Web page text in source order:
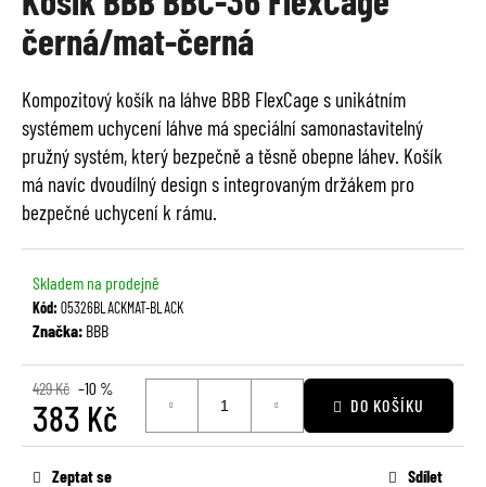
je
0,0
z
hvězdiček.
černá/mat-černá
Kompozitový košík na láhve BBB FlexCage s unikátním
systémem uchycení láhve má speciální samonastavitelný
pružný systém, který bezpečně a těsně obepne láhev. Košík
má navíc dvoudílný design s integrovaným držákem pro
bezpečné uchycení k rámu.
Skladem na prodejně
Kód:05326BLACKMAT-BLACK
Značka: BBB
429 Kč –10 %
383 Kč
Měrná
cena:
DO KOŠÍKU
Zeptat se Sdílet
a
j
í
t
?
HLEDAT
r